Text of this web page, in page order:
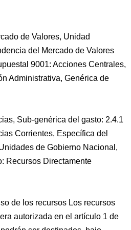
de Valores, Unidad
del Mercado de Valores
9001: Acciones Centrales,
Administrativa, Genérica de
Sub-genérica del gasto: 2.4.1
Corrientes, Específica del
de Gobierno Nacional,
Recursos Directamente
de los recursos Los recursos
autorizada en el artículo 1 de